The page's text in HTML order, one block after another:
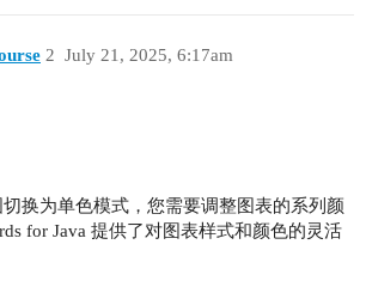
July 21, 2025, 6:17am
2
换为单色模式，您需要调整图表的系列颜
for Java 提供了对图表样式和颜色的灵活